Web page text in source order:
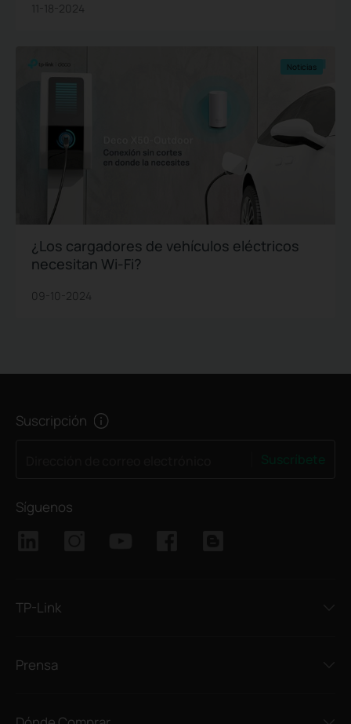
almacenes
11-18-2024
Noticias
¿Los cargadores de vehículos eléctricos
necesitan Wi-Fi?
09-10-2024
Suscripción
Síguenos
TP-Link
Prensa